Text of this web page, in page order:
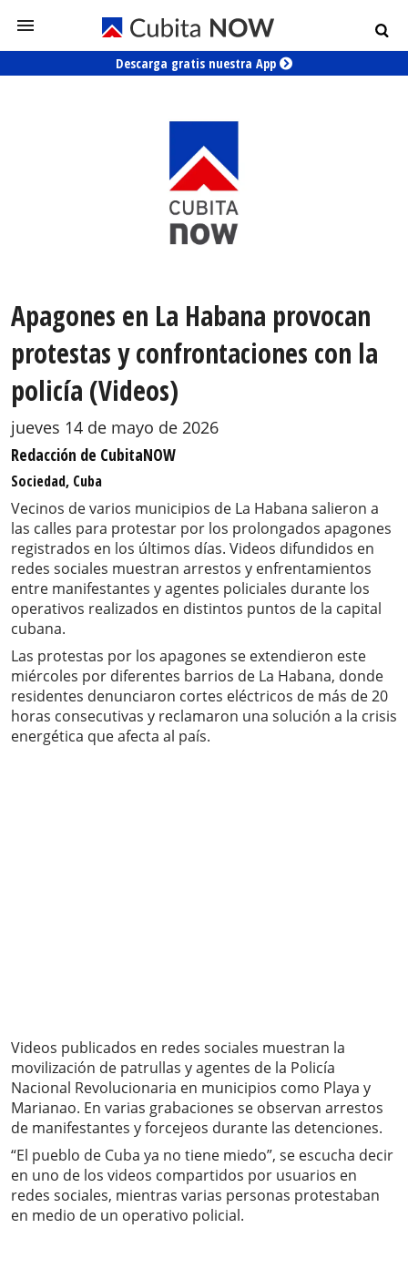
Descarga gratis nuestra App
Apagones en La Habana provocan
protestas y confrontaciones con la
policía (Videos)
jueves 14 de mayo de 2026
Redacción de CubitaNOW
Sociedad, Cuba
Vecinos de varios municipios de La Habana salieron a
las calles para protestar por los prolongados apagones
registrados en los últimos días. Videos difundidos en
redes sociales muestran arrestos y enfrentamientos
entre manifestantes y agentes policiales durante los
operativos realizados en distintos puntos de la capital
cubana.
Las protestas por los apagones se extendieron este
miércoles por diferentes barrios de La Habana, donde
residentes denunciaron cortes eléctricos de más de 20
horas consecutivas y reclamaron una solución a la crisis
energética que afecta al país.
Videos publicados en redes sociales muestran la
movilización de patrullas y agentes de la Policía
Nacional Revolucionaria en municipios como Playa y
Marianao. En varias grabaciones se observan arrestos
de manifestantes y forcejeos durante las detenciones.
“El pueblo de Cuba ya no tiene miedo”, se escucha decir
en uno de los videos compartidos por usuarios en
redes sociales, mientras varias personas protestaban
en medio de un operativo policial.